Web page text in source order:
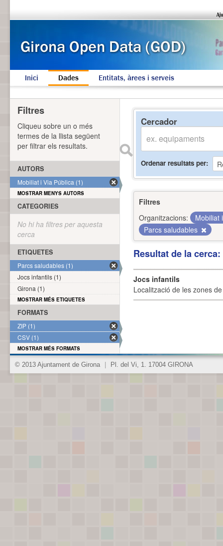
Inici Dades Entitats, àrees i serveis
Cercador
Ordenar resultats per
Filtres
Organitzacions:
Mobiliat
Parcs saludables
Resultat de la
Jocs infantils
Localització de les zones
Filtres
Cliqueu sobre un o més
termes de la llista següent
per filtrar els resultats.
AUTORS
Mobiliat i Via Pública (1)
MOSTRAR MENYS AUTORS
CATEGORIES
No hi ha filtres per aquesta
cerca
ETIQUETES
Parcs saludables (1)
Jocs infantils (1)
Girona (1)
MOSTRAR MÉS ETIQUETES
FORMATS
ZIP (1)
CSV (1)
MOSTRAR MÉS FORMATS
© 2013 Ajuntament de Girona Pl. del Vi, 1. 17004 GIRONA